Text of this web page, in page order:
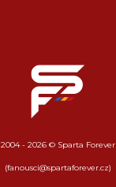
2004 - 2026 © Sparta Forever
(fanousci@spartaforever.cz)